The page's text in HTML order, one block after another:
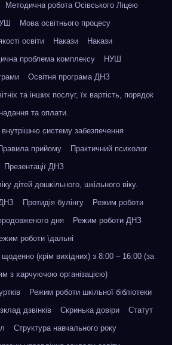
Методична робота Осівського Ліцею
Мова освітнього процесу
освіти
Накази
Накази
проблема комплексу
НУШ
Освітня програма ДНЗ
та інших послуг, їх вартість, порядок
надання та оплати.
систему забезпечення
прийому
Практичний психолог
Презентації ДНЗ
дітей дошкільного, шкільного віку.
Протидія булінгу
Режим роботи
дня
Режим роботи ДНЗ
роботи їдальні
(крім вихідних) з 8:00 – 16:00 (за
з харчуючою організацією)
Режим роботи шкільної бібліотеки
дзвінків Скринька довіри
Статут
Структура навчального року